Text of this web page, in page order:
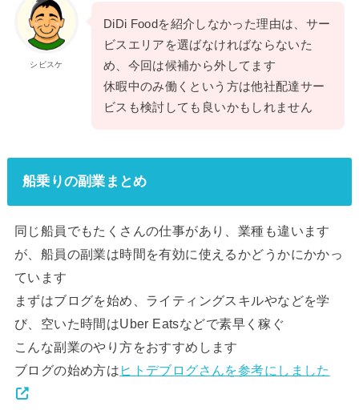
シビスケ
DiDi Foodを紹介しなかった理由は、サー
ビスエリアを選ばなければならないた
め、今回は候補から外してます
休暇中のみ働くという方は他社配達サー
ビスも検討しても良いかもしれません
船乗りの副業まとめ
同じ船員でもたくさんの仕事があり、業種も違います
が、船員の副業は時間を有効に使えるかどうかにかかっ
ています
まずはブログを始め、ライティングスキルやなどを学
び、空いた時間はUber Eatsなどで素早く稼ぐ
こんな副業のやり方をおすすめします
ブログの始め方は ヒトデブログさんを参考にしました